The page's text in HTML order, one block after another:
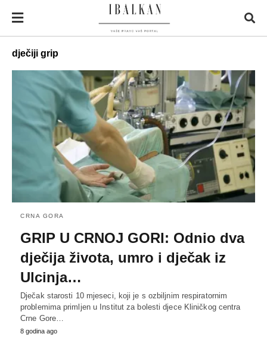
dječiji grip
CRNA GORA
GRIP U CRNOJ GORI: Odnio dva
dječija života, umro i dječak iz
Ulcinja…
Dječak starosti 10 mjeseci, koji je s ozbiljnim respiratornim
problemima primljen u Institut za bolesti djece Kliničkog centra
Crne Gore…
8 godina ago